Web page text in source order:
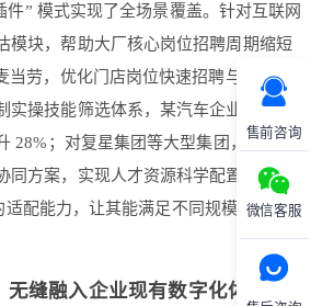
售前咨询
微信客服
件” 模式实现了全场景覆盖。针对互联网
模块，帮助大厂核心岗位招聘周期缩短
当劳，优化门店岗位快速招聘与面试官
实操技能筛选体系，某汽车企业技术岗
28%；对复星集团等大型集团，提供多
同方案，实现人才资源科学配置。这种
适配能力，让其能满足不同规模、不同
无缝融入企业现有数字化体系